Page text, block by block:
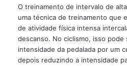
O treinamento de intervalo de
uma técnica de treinamento que
de atividade física intensa
descanso. No ciclismo, isso
intensidade da pedalada por um
depois reduzindo a intensidade